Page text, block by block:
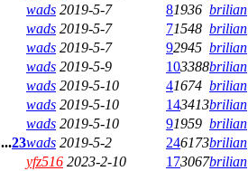
wads 2019-5-7 81936 brilian
wads 2019-5-7 71548 brilian
wads 2019-5-7 92945 brilian
wads 2019-5-9 103388brilian
wads 2019-5-10 41674 brilian
wads 2019-5-10 143413brilian
wads 2019-5-10 91959 brilian
...23wads 2019-5-2 246173brilian
yfz516 2023-2-10 173067brilian